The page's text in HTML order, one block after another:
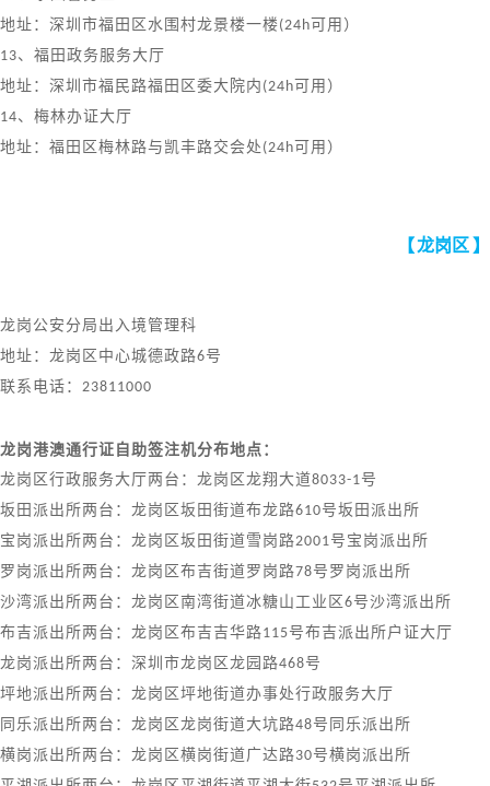
地址：深圳市福田区水围村龙景楼一楼(24h 可用）
13、福田政务服务大厅
地址：深圳市福民路福田区委大院内 (24h 可用）
14、梅林办证大厅
地址：福田区梅林路与凯丰路交会处(24h 可用）
【龙岗区 】
龙岗公安分局出入境管理科
地址：龙岗区中心城德政路6号
联系电话： 23811000
龙岗港澳通行证自助签注机分布地点：
龙岗区行政服务大厅两台：龙岗区龙翔大道8033-1号
坂田派出所两台：龙岗区坂田街道布龙路610号坂田派出所
宝岗派出所两台：龙岗区坂田街道雪岗路2001号宝岗派出所
罗岗派出所两台：龙岗区布吉街道罗岗路78号罗岗派出所
沙湾派出所两台：龙岗区南湾街道冰糖山工业区6号沙湾派出所
布吉派出所两台：龙岗区布吉吉华路115号布吉派出所户证大厅
龙岗派出所两台：深圳市龙岗区龙园路468号
坪地派出所两台：龙岗区坪地街道办事处行政服务大厅
同乐派出所两台：龙岗区龙岗街道大坑路48号同乐派出所
横岗派出所两台：龙岗区横岗街道广达路30号横岗派出所